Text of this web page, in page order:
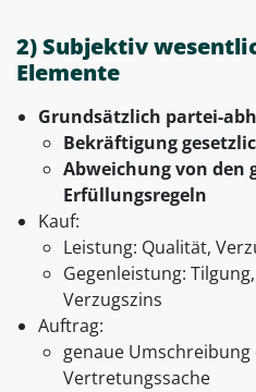
2) Subjektiv
Elemente
Grundsätzlich partei-
Bekräftigung
Abweichung von den
Erfüllungsregeln
Kauf:
Leistung: Qualität,
Gegenleistung:
Verzugszins
Auftrag:
genaue
Vertretungssache